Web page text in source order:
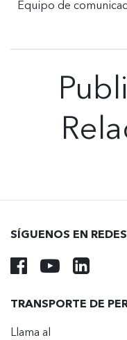
Equipo de
SÍGUENOS EN
TRANSPORTE DE
Llama al